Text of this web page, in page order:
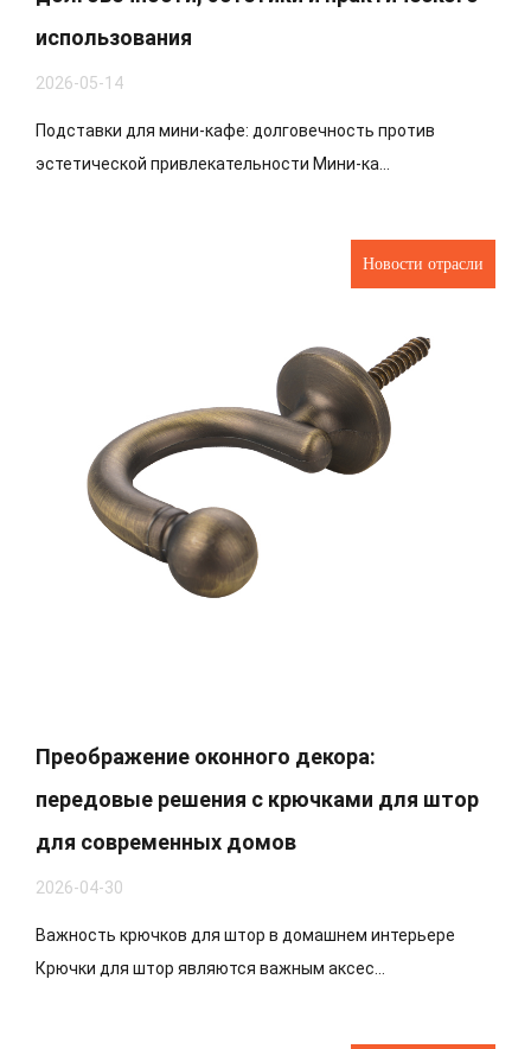
использования
2026-05-14
Подставки для мини-кафе: долговечность против
эстетической привлекательности Мини-ка...
Новости отрасли
Преображение оконного декора:
передовые решения с крючками для штор
для современных домов
2026-04-30
Важность крючков для штор в домашнем интерьере
Крючки для штор являются важным аксес...